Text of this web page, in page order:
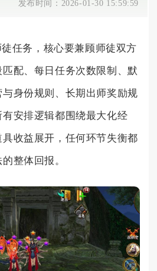
发布时间： 2026-01-30 15:59:59
任务，核心要兼顾师徒双方
配、每日任务次数限制、默
身份规则、长期出师奖励规
安排逻辑都围绕最大化经
收益展开，任何环节失衡都
整体回报。